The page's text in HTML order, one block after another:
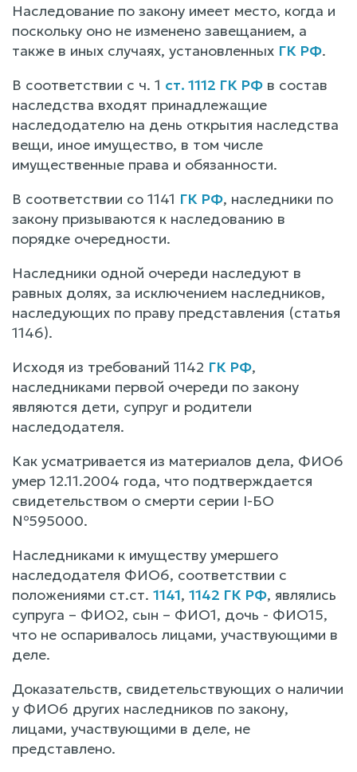
Наследование по закону имеет место, когда и
поскольку оно не изменено завещанием, а
также в иных случаях, установленных ГК РФ.
В соответствии с ч. 1 ст. 1112 ГК РФ в состав
наследства входят принадлежащие
наследодателю на день открытия наследства
вещи, иное имущество, в том числе
имущественные права и обязанности.
В соответствии со 1141 ГК РФ, наследники по
закону призываются к наследованию в
порядке очередности.
Наследники одной очереди наследуют в
равных долях, за исключением наследников,
наследующих по праву представления (статья
1146).
Исходя из требований 1142 ГК РФ,
наследниками первой очереди по закону
являются дети, супруг и родители
наследодателя.
Как усматривается из материалов дела, ФИО6
умер 12.11.2004 года, что подтверждается
свидетельством о смерти серии I-БО
№595000.
Наследниками к имуществу умершего
наследодателя ФИО6, соответствии с
положениями ст.ст. 1141, 1142 ГК РФ, являлись
супруга – ФИО2, сын – ФИО1, дочь - ФИО15,
что не оспаривалось лицами, участвующими в
деле.
Доказательств, свидетельствующих о наличии
у ФИО6 других наследников по закону,
лицами, участвующими в деле, не
представлено.